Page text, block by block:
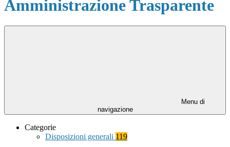
Amministrazione Trasparente
Menu di
navigazione
Categorie
Disposizioni generali 119